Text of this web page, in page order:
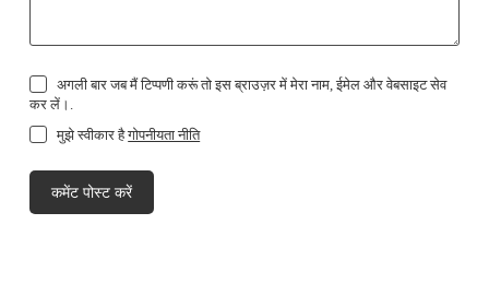
अगली बार जब मैं टिप्पणी करूं तो इस ब्राउज़र में मेरा नाम, ईमेल और वेबसाइट सेव
कर लें।.
मुझे स्वीकार हैगोपनीयता नीति
कमेंट पोस्ट करें